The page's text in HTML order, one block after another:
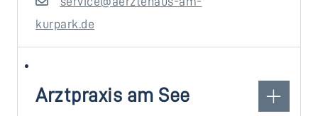
kurpark.de
Arztpraxis am See